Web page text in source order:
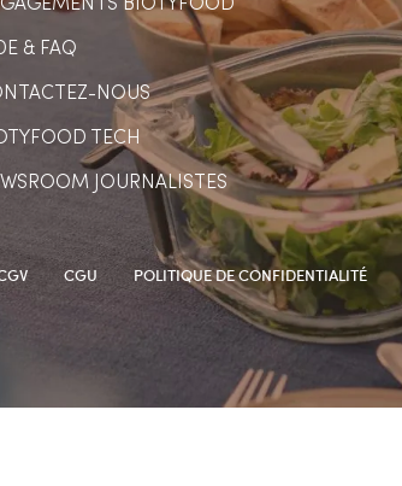
BIOTYFOOD
& FAQ
NOUS
TECH
JOURNALISTES
CGU POLITIQUE DE CONFIDENTIALITÉ